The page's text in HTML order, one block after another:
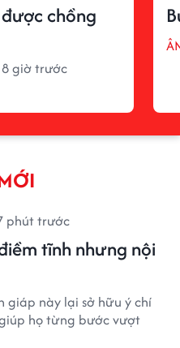
chồng
8 giờ trước
phút trước
tĩnh nhưng nội
giáp này lại sở hữu ý chí
họ từng bước vượt